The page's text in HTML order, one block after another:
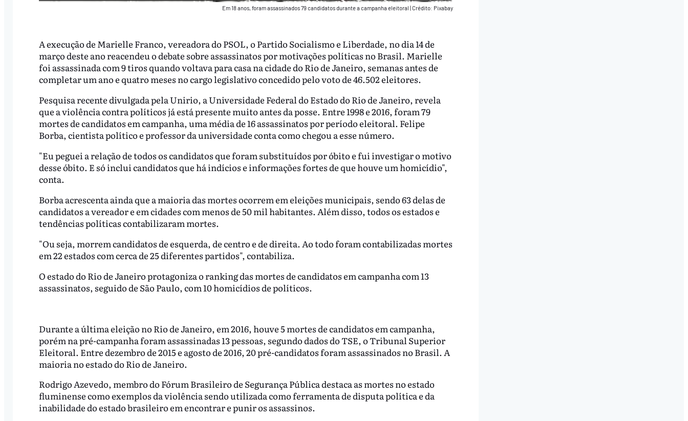
Em 18 anos, foram assassinados 79 candidatos durante a campanha eleitoral |Crédito: Pixabay
A execução de Marielle Franco, vereadora do PSOL, o Partido Socialismo e Liberdade, no dia 14 de
março deste ano reacendeu o debate sobre assassinatos por motivações políticas no Brasil. Marielle
foi assassinada com 9 tiros quando voltava para casa na cidade do Rio de Janeiro, semanas antes de
completar um ano e quatro meses no cargo legislativo concedido pelo voto de 46.502 eleitores.
Pesquisa recente divulgada pela Unirio, a Universidade Federal do Estado do Rio de Janeiro, revela
que a violência contra políticos já está presente muito antes da posse. Entre 1998 e 2016, foram 79
mortes de candidatos em campanha, uma média de 16 assassinatos por período eleitoral. Felipe
Borba, cientista político e professor da universidade conta como chegou a esse número.
"Eu peguei a relação de todos os candidatos que foram substituídos por óbito e fui investigar o motivo
desse óbito. E só inclui candidatos que há indícios e informações fortes de que houve um homicídio",
conta.
Borba acrescenta ainda que a maioria das mortes ocorrem em eleições municipais, sendo 63 delas de
candidatos a vereador e em cidades com menos de 50 mil habitantes. Além disso, todos os estados e
tendências políticas contabilizaram mortes.
"Ou seja, morrem candidatos de esquerda, de centro e de direita. Ao todo foram contabilizadas mortes
em 22 estados com cerca de 25 diferentes partidos", contabiliza.
O estado do Rio de Janeiro protagoniza o ranking das mortes de candidatos em campanha com 13
assassinatos, seguido de São Paulo, com 10 homicídios de políticos.
Durante a última eleição no Rio de Janeiro, em 2016, houve 5 mortes de candidatos em campanha,
porém na pré-campanha foram assassinadas 13 pessoas, segundo dados do TSE, o Tribunal Superior
Eleitoral. Entre dezembro de 2015 e agosto de 2016, 20 pré-candidatos foram assassinados no Brasil. A
maioria no estado do Rio de Janeiro.
Rodrigo Azevedo, membro do Fórum Brasileiro de Segurança Pública destaca as mortes no estado
fluminense como exemplos da violência sendo utilizada como ferramenta de disputa política e da
inabilidade do estado brasileiro em encontrar e punir os assassinos.